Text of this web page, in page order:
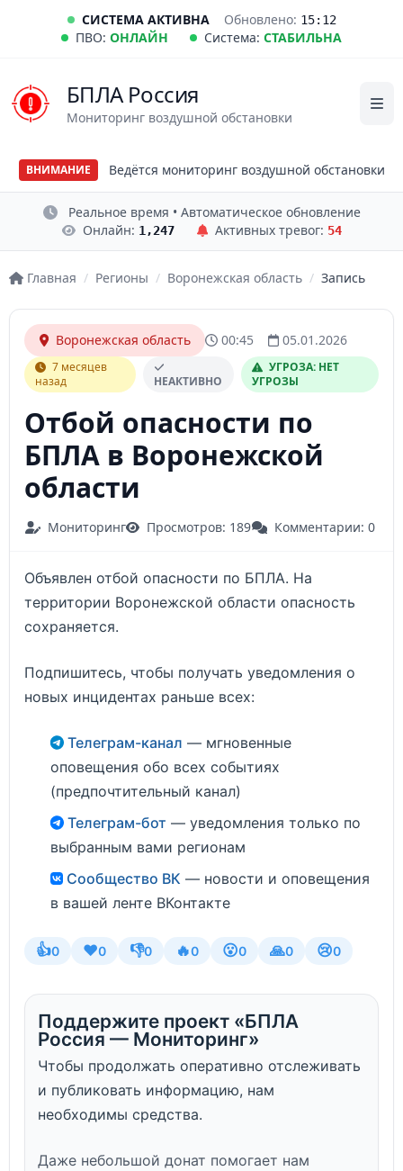
СИСТЕМА АКТИВНА Обновлено: 15:12
ПВО: ОНЛАЙН Система: СТАБИЛЬНА
БПЛА Россия
Мониторинг воздушной обстановки
ВНИМАНИЕ Ведётся мониторинг воздушной обстановки
Реальное время • Автоматическое обновление
Онлайн: 1,247 Активных тревог: 54
Главная / Регионы / Воронежская область / Запись
Воронежская область 00:45 05.01.2026
7 месяцев
назад
НЕАКТИВНО
УГРОЗА: НЕТ
УГРОЗЫ
Отбой опасности по
БПЛА в Воронежской
области
Мониторинг Просмотров: 189 Комментарии: 0
Объявлен отбой опасности по БПЛА. На
территории Воронежской области опасность
сохраняется.
Подпишитесь, чтобы получать уведомления о
новых инцидентах раньше всех:
Телеграм-канал — мгновенные
оповещения обо всех событиях
(предпочтительный канал)
Телеграм-бот — уведомления только по
выбранным вами регионам
Сообщество ВК — новости и оповещения
в вашей ленте ВКонтакте
👍0 ❤️0 👎0 🔥0 😮0 🙏0 😢0
Поддержите проект «БПЛА
Россия — Мониторинг»
Чтобы продолжать оперативно отслеживать
и публиковать информацию, нам
необходимы средства.
Даже небольшой донат помогает нам